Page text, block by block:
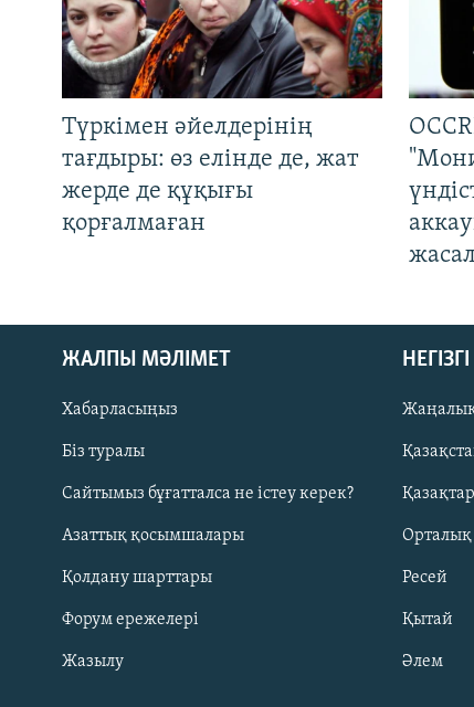
Русский
ЖАЗЫЛЫҢЫЗ
Түркімен әйелдерінің
тағдыры: өз елінде де, жат
жерде де құқығы
қорғалмаған
ЖАЛПЫ МӘЛІМЕТ
Хабарласыңыз
Біз туралы
Сайтымыз бұғатталса не істеу керек?
Азаттық қосымшалары
Қолдану шарттары
Форум ережелері
Жазылу
Орталық
Ресей
Қытай
Әлем